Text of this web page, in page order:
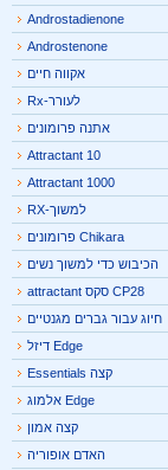
Androstadienone
Androstenone
אקווה חיים
לעורר-Rx
אתנה פרומונים
Attractant 10
Attractant 1000
למשוך-RX
Chikara פרומונים
הכיבוש כדי למשוך נשים
CP28 סקס attractant
חיוג עבור גברים מגנטיים
Edge דיזל
קצה Essentials
Edge אלמוג
קצה אמון
האדם אופוריה